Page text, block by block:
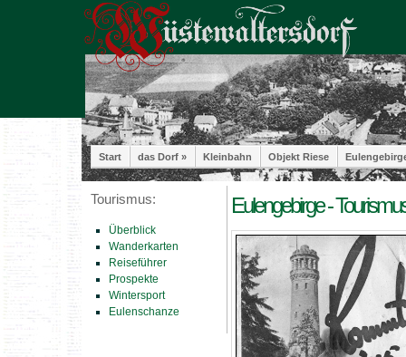
Start das Dorf » Kleinbahn Objekt Riese
Tourismus:
Überblick
Wanderkarten
Reiseführer
Prospekte
Wintersport
Eulenschanze
Eulengebirge -